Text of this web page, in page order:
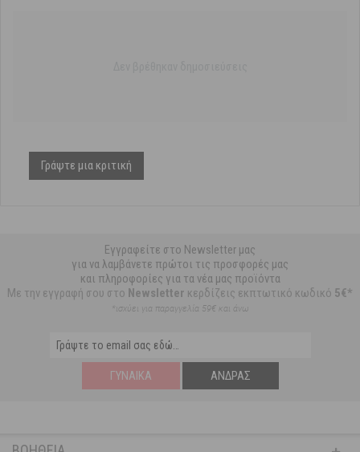
Γράψτε μια κριτική
Εγγραφείτε στο Newsletter μας
για να λαμβάνετε πρώτοι τις προσφορές μας
και πληροφορίες για τα νέα μας προϊόντα
Με την εγγραφή σου στο Newsletter κερδίζεις εκπτωτικό κωδικό 5€*
*ισχύει για παραγγελία 59€ και άνω
ΓΥΝΑΊΚΑ ΆΝΔΡΑΣ